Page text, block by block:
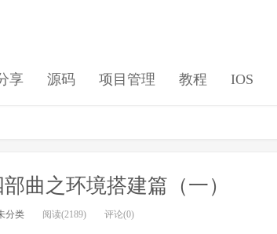
享 源码 项目管理 教程 IOS
曲之环境搭建篇（一）
分类 阅读(2189) 评论(0)